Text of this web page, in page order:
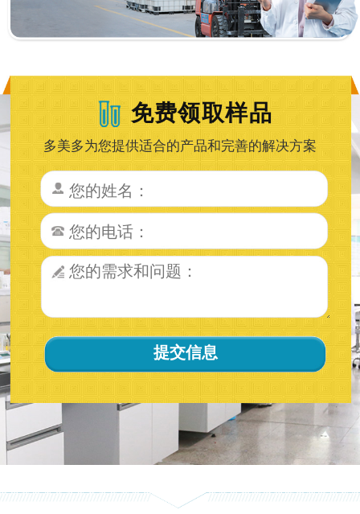
免费领取样品
多美多为您提供适合的产品和完善的解决方案